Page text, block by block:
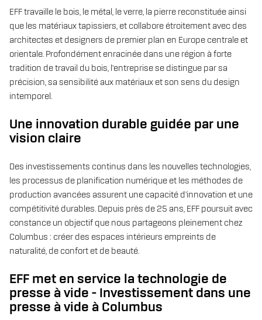
EFF travaille le bois, le métal, le verre, la pierre reconstituée ainsi
que les matériaux tapissiers, et collabore étroitement avec des
architectes et designers de premier plan en Europe centrale et
orientale. Profondément enracinée dans une région à forte
tradition de travail du bois, l’entreprise se distingue par sa
précision, sa sensibilité aux matériaux et son sens du design
intemporel.
Une innovation durable guidée par une
vision claire
Des investissements continus dans les nouvelles technologies,
les processus de planification numérique et les méthodes de
production avancées assurent une capacité d’innovation et une
compétitivité durables. Depuis près de 25 ans, EFF poursuit avec
constance un objectif que nous partageons pleinement chez
Columbus : créer des espaces intérieurs empreints de
naturalité, de confort et de beauté.
EFF met en service la technologie de
presse à vide - Investissement dans une
presse à vide à Columbus